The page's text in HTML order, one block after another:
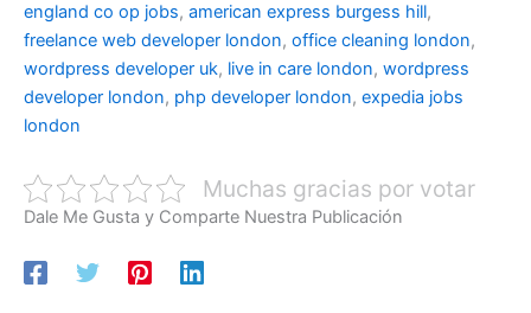
england co op jobs, american express burgess hill,
freelance web developer london, office cleaning london,
wordpress developer uk, live in care london, wordpress
developer london, php developer london, expedia jobs
london
Muchas gracias por votar
Dale Me Gusta y Comparte Nuestra Publicación